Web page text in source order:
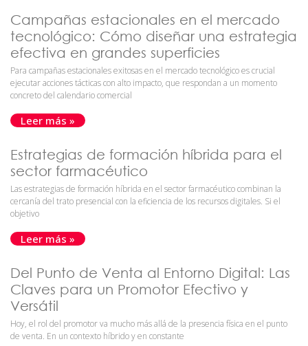
Campañas estacionales en el mercado
tecnológico: Cómo diseñar una estrategia
efectiva en grandes superficies
Para campañas estacionales exitosas en el mercado tecnológico es crucial
ejecutar acciones tácticas con alto impacto, que respondan a un momento
concreto del calendario comercial
Leer más »
Estrategias de formación híbrida para el
sector farmacéutico
Las estrategias de formación híbrida en el sector farmacéutico combinan la
cercanía del trato presencial con la eficiencia de los recursos digitales. Si el
objetivo
Leer más »
Del Punto de Venta al Entorno Digital: Las
Claves para un Promotor Efectivo y
Versátil
Hoy, el rol del promotor va mucho más allá de la presencia física en el punto
de venta. En un contexto híbrido y en constante